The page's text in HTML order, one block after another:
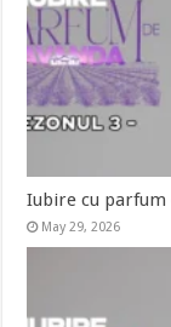
Iubire cu parfum
May 29, 2026